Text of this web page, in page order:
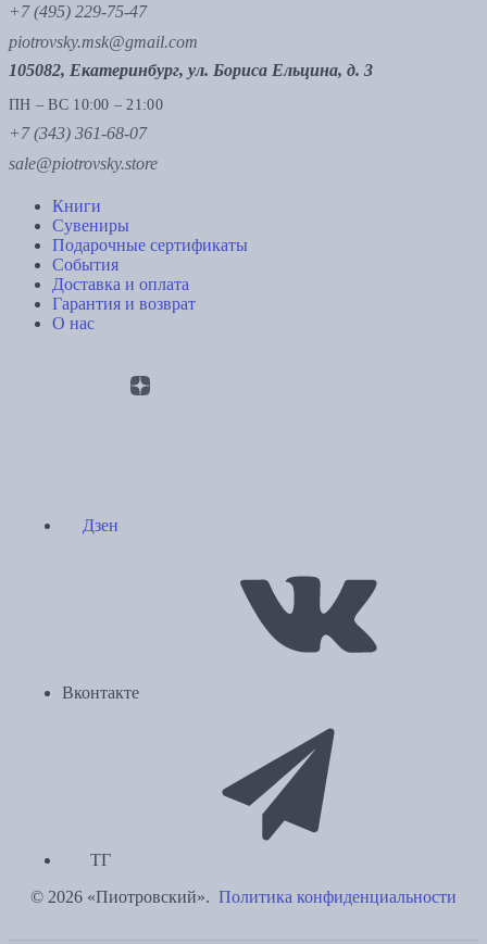
+7 (495) 229-75-47
piotrovsky.msk@gmail.com
105082, Екатеринбург, ул. Бориса Ельцина, д. 3
ПН – ВС 10:00 – 21:00
+7 (343) 361-68-07
sale@piotrovsky.store
Книги
Сувениры
Подарочные сертификаты
События
Доставка и оплата
Гарантия и возврат
О нас
Дзен
Вконтакте
ТГ
© 2026 «Пиотровский». Политика конфиденциальности